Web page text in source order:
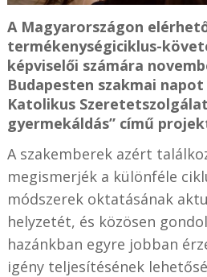
A Magyarországon
termékenységiciklus-
képviselői számára
Budapesten szakmai
Katolikus
gyermekáldás” című
A szakemberek azért
megismerjék a különféle
módszerek oktatásának
helyzetét, és közösen
hazánkban egyre jobban
igény teljesítésének